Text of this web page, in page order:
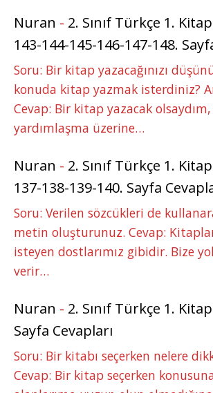
Nuran - 2. Sınıf Türkçe 1.
143-144-145-146-147-148.
Soru: Bir kitap yazacağınızı
konuda kitap yazmak isterdiniz?
Cevap: Bir kitap yazacak
yardımlaşma üzerine…
Nuran - 2. Sınıf Türkçe 1.
137-138-139-140. Sayfa
Soru: Verilen sözcükleri de
metin oluşturunuz. Cevap:
isteyen dostlarımız gibidir. Bize
verir…
Nuran - 2. Sınıf Türkçe 1.
Sayfa Cevapları
Soru: Bir kitabı seçerken nelere
Cevap: Bir kitap seçerken